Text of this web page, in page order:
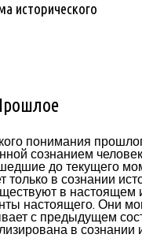
исторического
понимания
сознанием
до текущего
в сознании
в настоящем
настоящего. Они
с предыдущем
в сознании